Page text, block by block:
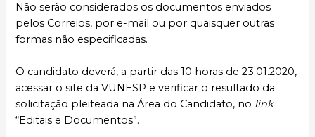
Não serão considerados os documentos enviados
pelos Correios, por e-mail ou por quaisquer outras
formas não especificadas.
O candidato deverá, a partir das 10 horas de 23.01.2020,
acessar o site da VUNESP e verificar o resultado da
solicitação pleiteada na Área do Candidato, no link
“Editais e Documentos”.